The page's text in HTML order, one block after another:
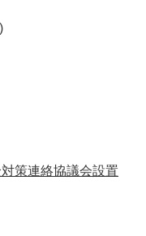
策連絡協議会設置